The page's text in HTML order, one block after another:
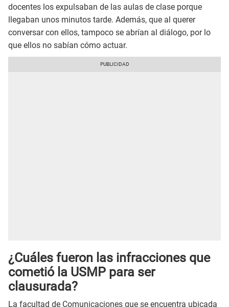
docentes los expulsaban de las aulas de clase porque
llegaban unos minutos tarde. Además, que al querer
conversar con ellos, tampoco se abrían al diálogo, por lo
que ellos no sabían cómo actuar.
¿Cuáles fueron las infracciones que
cometió la USMP para ser
clausurada?
La facultad de Comunicaciones que se encuentra ubicada